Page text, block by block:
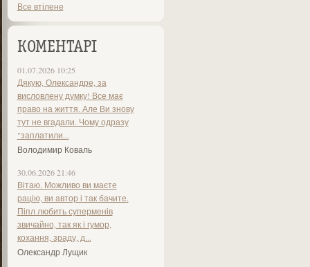
Все втілене
КОМЕНТАРІ
01.07.2026 10:25
Дякую, Олександре, за
висловлену думку! Все має
право на життя. Але Ви знову
тут не вгадали. Чому одразу
"заплатили...
Володимир Коваль
30.06.2026 21:46
Вітаю. Можливо ви маєте
рацію, ви автор і так бачите.
Піпл любить суперменів
звичайно, так як і гумор,
кохання, зраду, д...
Олександр Лущик